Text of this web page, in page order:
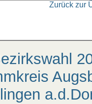
Zurück zur